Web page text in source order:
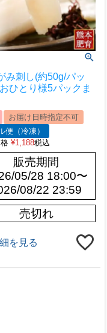
み刺し(約50g/パッ
ひとり様5パックま
お届け日時指定不可
便（冷凍）
¥1,188税込
販売期間
05/28 18:00〜
08/22 23:59
売切れ
を見る